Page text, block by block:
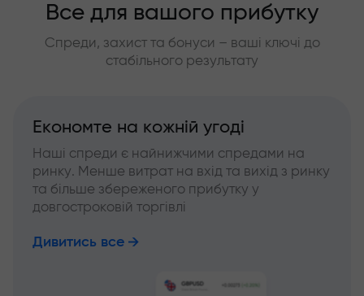
Все для вашого прибутку
Спреди, захист та бонуси – ваші ключі до
стабільного результату
Економте на кожній угоді
Наші спреди є найнижчими спредами на
ринку. Менше витрат на вхід та вихід з ринку
та більше збереженого прибутку у
довгостроковій торгівлі
Дивитись все